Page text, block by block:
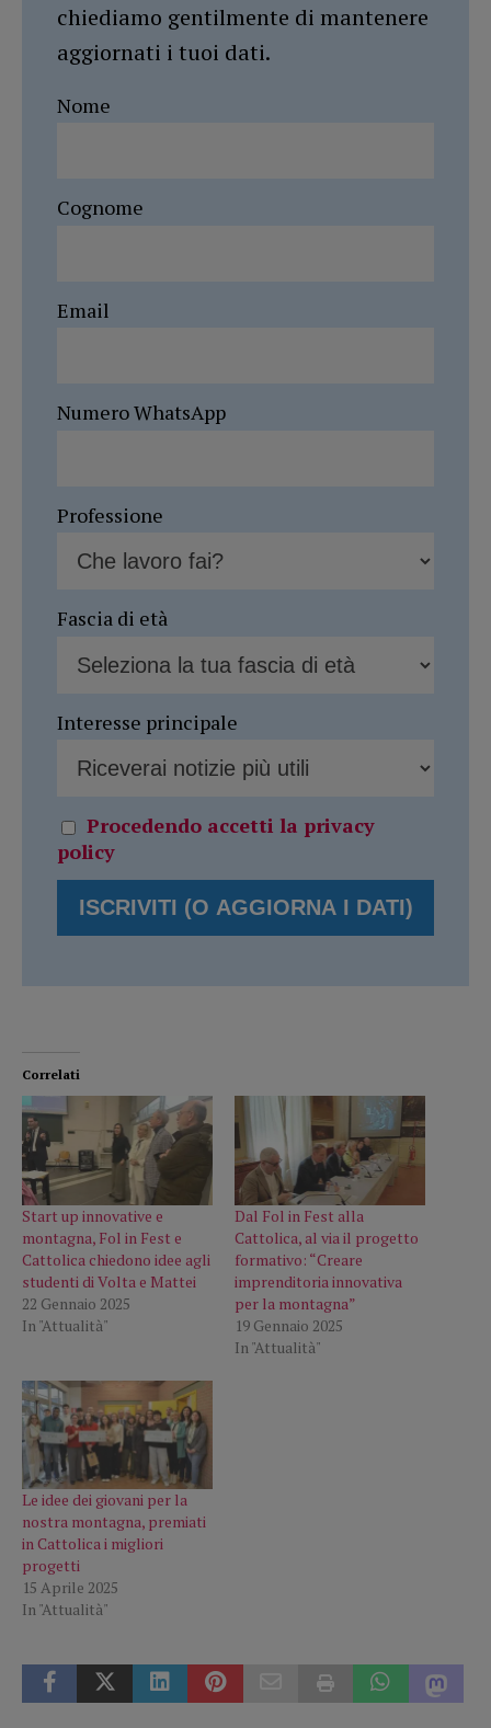
chiediamo gentilmente di mantenere
aggiornati i tuoi dati.
Nome
Cognome
Email
Numero WhatsApp
Professione
Fascia di età
Interesse principale
Procedendo accetti la privacy
policy
Correlati
Start up innovative e
montagna, Fol in Fest e
Cattolica chiedono idee agli
studenti di Volta e Mattei
22 Gennaio 2025
In "Attualità"
Dal Fol in Fest alla
Cattolica, al via il progetto
formativo: “Creare
imprenditoria innovativa
per la montagna”
19 Gennaio 2025
In "Attualità"
Le idee dei giovani per la
nostra montagna, premiati
in Cattolica i migliori
progetti
15 Aprile 2025
In "Attualità"